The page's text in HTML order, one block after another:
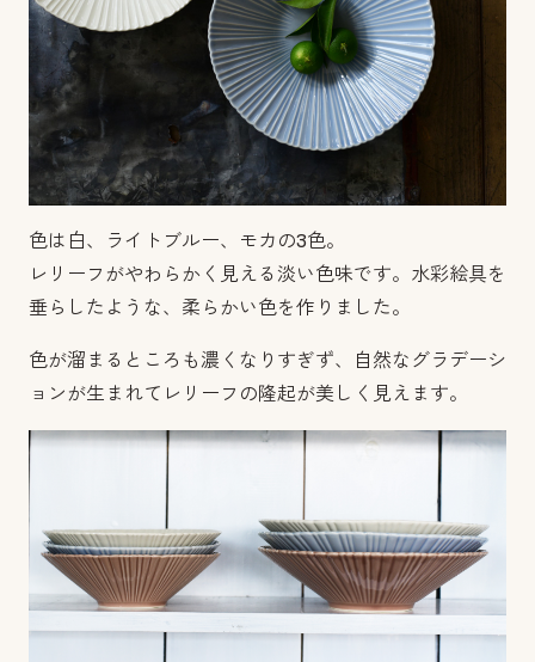
色は白、ライトブルー、モカの3色。
レリーフがやわらかく見える淡い色味です。水彩絵具を
垂らしたような、柔らかい色を作りました。
色が溜まるところも濃くなりすぎず、自然なグラデーシ
ョンが生まれてレリーフの隆起が美しく見えます。